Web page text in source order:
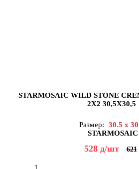
STARMOSAIC WILD STONE
2X2 30,5X30,5
Размер:
30.5 x
STARMOSAIC
528 д/шт 621